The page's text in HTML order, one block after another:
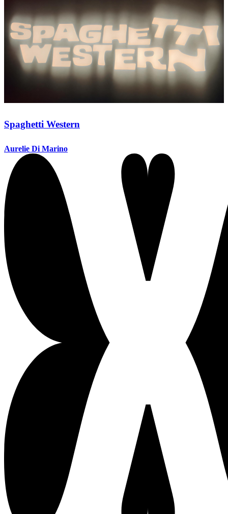
Spaghetti Western
Aurelie Di Marino